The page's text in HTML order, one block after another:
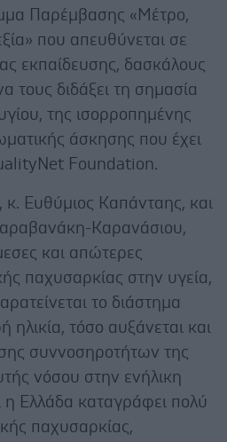
Παρέμβασης «Μέτρο,
που απευθύνεται σε
εκπαίδευσης, δασκάλους
τους διδάξει τη σημασία
της ισορροπημένης
άσκησης που έχει
Foundation.
Ευθύμιος Καπάνταης, και
Καρανάσιου,
και απώτερες
παχυσαρκίας στην υγεία,
το διάστημα
τόσο αυξάνεται και
συννοσηροτήτων της
νόσου στην ενήλικη
η Ελλάδα καταγράφει πολύ
παχυσαρκίας,